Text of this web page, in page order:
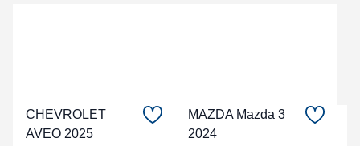
CHEVROLET
AVEO 2025
MAZDA Mazda 3
2024